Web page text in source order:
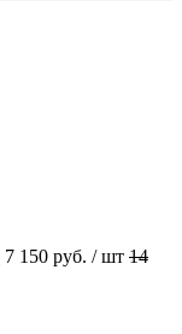
7 150 руб. / шт 14